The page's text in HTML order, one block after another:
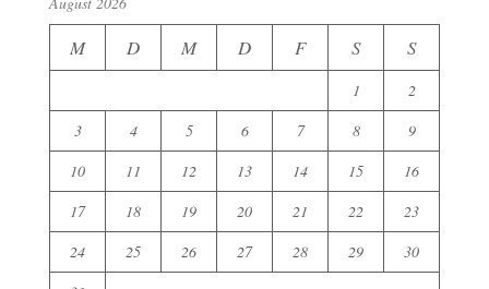
M D M D F S S
1
2
3
4 5 6 7 8
9
10
11 12 13 14 15
16
17
18 19 20 21 22
23
24
25 26 27 28 29
30